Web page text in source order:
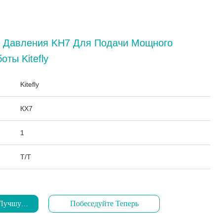
Давления KH7 Для Подачи Мощного
Kitefly
Kitefly
КХ7
1
Т/Т
Цену Побеседуйте Теперь